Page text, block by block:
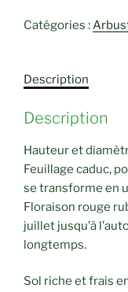
Catégories :
Description
Description
Hauteur et
Feuillage caduc,
se transforme en
Floraison rouge
juillet jusqu’à
longtemps.
Sol riche et frais